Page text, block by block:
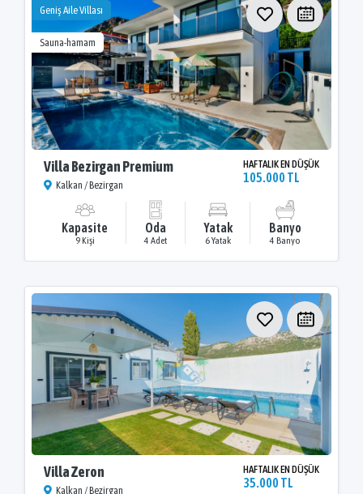
Geniş Aile Villası
Sauna-hamam
Villa Bezirgan Premium
Kalkan / Bezirgan
HAFTALIK EN DÜŞÜK
105.000 TL
Kapasite
9 Kişi
Oda
4 Adet
Yatak
6 Yatak
Banyo
4 Banyo
Villa Zeron
Kalkan / Bezirgan
HAFTALIK EN DÜŞÜK
35.000 TL